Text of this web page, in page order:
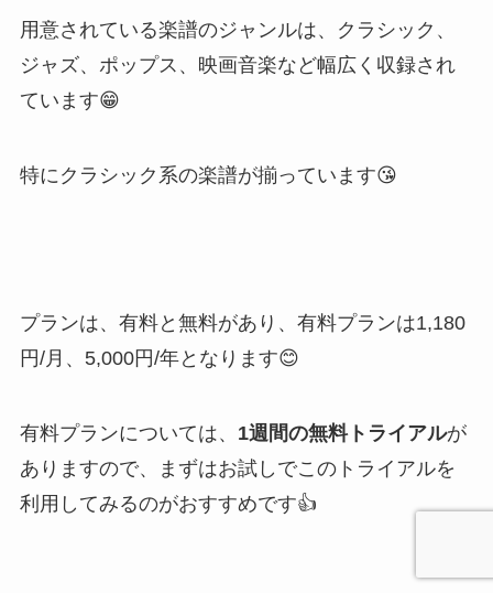
用意されている楽譜のジャンルは、クラシック、
ジャズ、ポップス、映画音楽など幅広く収録され
ています😁
特にクラシック系の楽譜が揃っています😘
プランは、有料と無料があり、有料プランは1,180
円/月、5,000円/年となります😊
有料プランについては、 1週間の無料トライアルが
ありますので、
まずはお試しでこのトライアルを
利用してみるのがおすすめです👍